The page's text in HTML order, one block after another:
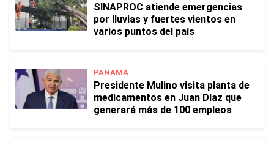
SINAPROC atiende emergencias
por lluvias y fuertes vientos en
varios puntos del país
PANAMÁ
Presidente Mulino visita planta de
medicamentos en Juan Díaz que
generará más de 100 empleos